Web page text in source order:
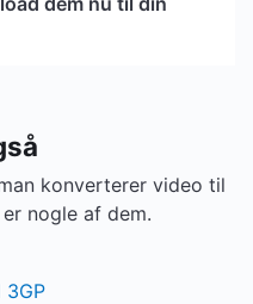
konverterer video til
nogle af dem.